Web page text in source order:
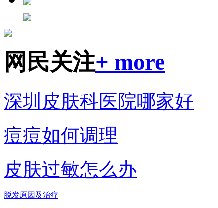
网民关注+ more
深圳皮肤科医院哪家好
痘痘如何调理
皮肤过敏怎么办
脱发原因及治疗